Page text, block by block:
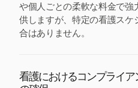
や個人ごとの柔軟な料金で強
供しますが、特定の看護ス
合はありません。
看護におけるコンプライ